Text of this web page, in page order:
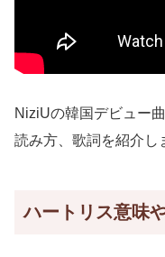
NiziUの韓国デビュー
読み方、歌詞を紹介し
ハートリス意味